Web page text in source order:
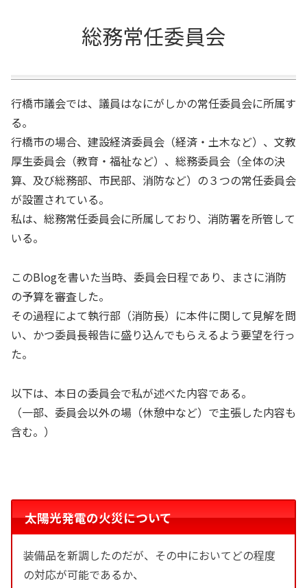
総務常任委員会
行橋市議会では、議員はなにがしかの常任委員会に所属す
る。
行橋市の場合、建設経済委員会（経済・土木など）、文教
厚生委員会（教育・福祉など）、総務委員会（全体の決
算、及び総務部、市民部、消防など）の３つの常任委員会
が設置されている。
私は、総務常任委員会に所属しており、消防署を所管して
いる。
このBlogを書いた当時、委員会日程であり、まさに消防
の予算を審査した。
その過程によて執行部（消防長）に本件に関して見解を問
い、かつ委員長報告に盛り込んでもらえるよう要望を行っ
た。
以下は、本日の委員会で私が述べた内容である。
（一部、委員会以外の場（休憩中など）で主張した内容も
含む。）
太陽光発電の火災について
装備品を新調したのだが、その中においてどの程度
の対応が可能であるか、